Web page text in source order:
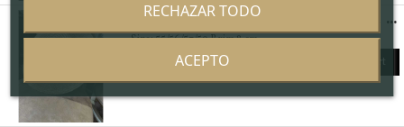
"CANOTTIERI" - HAT IN NATURAL STRAW
Size: 55/56/57/59 Brim 8 cm
Add to cart
RECHAZAR TODO
ACEPTO